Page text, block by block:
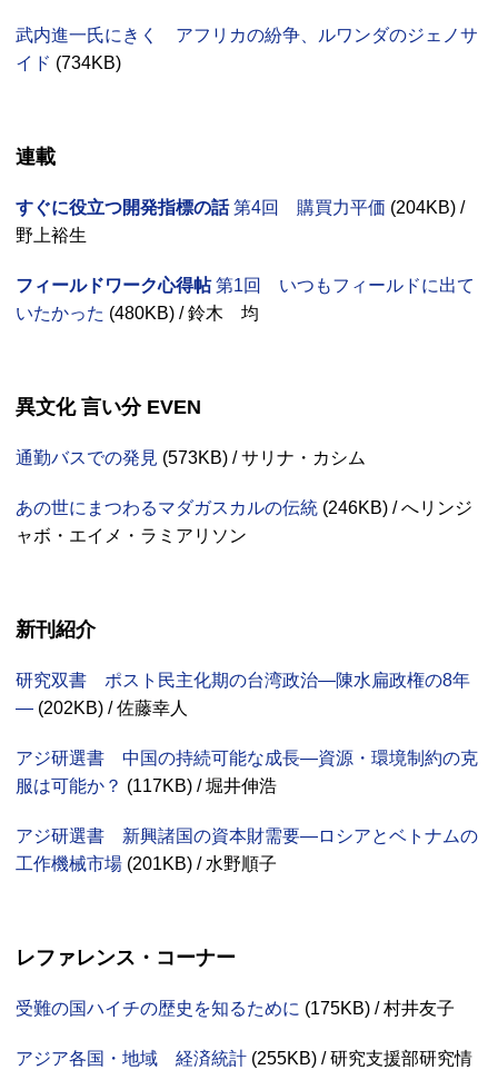
武内進一氏にきく アフリカの紛争、ルワンダのジェノサ
イド (734KB)
連載
すぐに役立つ開発指標の話第4回 購買力平価 (204KB) /
野上裕生
フィールドワーク心得帖第1回 いつもフィールドに出て
いたかった (480KB) / 鈴木 均
異文化 言い分 EVEN
通勤バスでの発見 (573KB) / サリナ・カシム
あの世にまつわるマダガスカルの伝統 (246KB) / へリンジ
ャボ・エイメ・ラミアリソン
新刊紹介
研究双書 ポスト民主化期の台湾政治—陳水扁政権の8年
— (202KB) / 佐藤幸人
アジ研選書 中国の持続可能な成長—資源・環境制約の克
服は可能か？ (117KB) / 堀井伸浩
アジ研選書 新興諸国の資本財需要—ロシアとベトナムの
工作機械市場 (201KB) / 水野順子
レファレンス・コーナー
受難の国ハイチの歴史を知るために (175KB) / 村井友子
アジア各国・地域 経済統計 (255KB) / 研究支援部研究情